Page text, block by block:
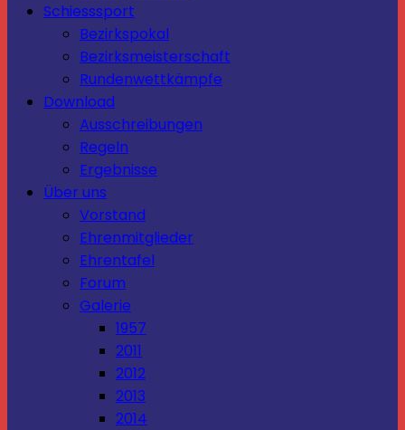
Schiesssport
Bezirkspokal
Bezirksmeisterschaft
Rundenwettkämpfe
Download
Ausschreibungen
Regeln
Ergebnisse
Über uns
Vorstand
Ehrenmitglieder
Ehrentafel
Forum
Galerie
1957
2011
2012
2013
2014